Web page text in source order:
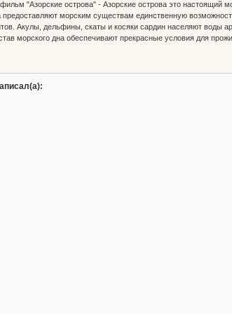
"Азорские острова" - Азорские острова это настоящий
предоставляют морским существам единственную
Акулы, дельфины, скаты и косяки сардин населяют воды
морского дна обеспечивают прекрасные условия для